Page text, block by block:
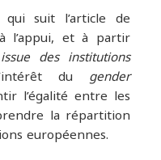
qui suit l’article de
l’appui, et à partir
des institutions
du gender
l’égalité entre les
la répartition
européennes.